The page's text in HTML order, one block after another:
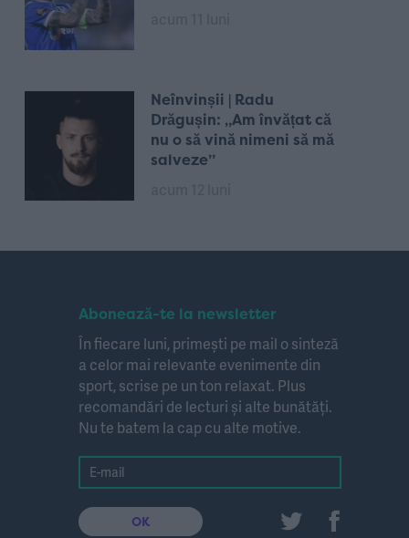
Neînvinșii | Radu
Drăgușin: „Am învățat că
nu o să vină nimeni să mă
salveze”
Abonează-te la newsletter
În fiecare luni, primești pe mail o sinteză
a celor mai relevante evenimente din
sport, scrise pe un ton relaxat. Plus
recomandări de lecturi și alte bunătăți.
Nu te batem la cap cu alte motive.